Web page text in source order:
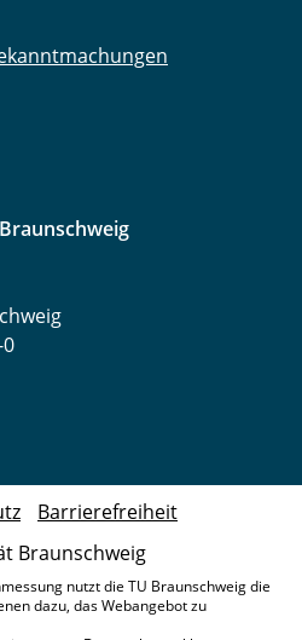
Braunschweig
Barrierefreiheit
nutzt die TU Braunschweig die
dazu, das Webangebot zu